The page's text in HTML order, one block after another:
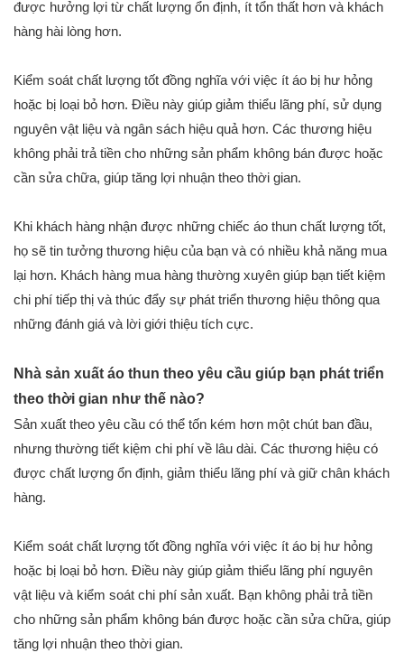
được hưởng lợi từ chất lượng ổn định, ít tổn thất hơn và khách
hàng hài lòng hơn.
Kiểm soát chất lượng tốt đồng nghĩa với việc ít áo bị hư hỏng
hoặc bị loại bỏ hơn. Điều này giúp giảm thiểu lãng phí, sử dụng
nguyên vật liệu và ngân sách hiệu quả hơn. Các thương hiệu
không phải trả tiền cho những sản phẩm không bán được hoặc
cần sửa chữa, giúp tăng lợi nhuận theo thời gian.
Khi khách hàng nhận được những chiếc áo thun chất lượng tốt,
họ sẽ tin tưởng thương hiệu của bạn và có nhiều khả năng mua
lại hơn. Khách hàng mua hàng thường xuyên giúp bạn tiết kiệm
chi phí tiếp thị và thúc đẩy sự phát triển thương hiệu thông qua
những đánh giá và lời giới thiệu tích cực.
Nhà sản xuất áo thun theo yêu cầu giúp bạn phát triển
theo thời gian như thế nào?
Sản xuất theo yêu cầu có thể tốn kém hơn một chút ban đầu,
nhưng thường tiết kiệm chi phí về lâu dài. Các thương hiệu có
được chất lượng ổn định, giảm thiểu lãng phí và giữ chân khách
hàng.
Kiểm soát chất lượng tốt đồng nghĩa với việc ít áo bị hư hỏng
hoặc bị loại bỏ hơn. Điều này giúp giảm thiểu lãng phí nguyên
vật liệu và kiểm soát chi phí sản xuất. Bạn không phải trả tiền
cho những sản phẩm không bán được hoặc cần sửa chữa, giúp
tăng lợi nhuận theo thời gian.